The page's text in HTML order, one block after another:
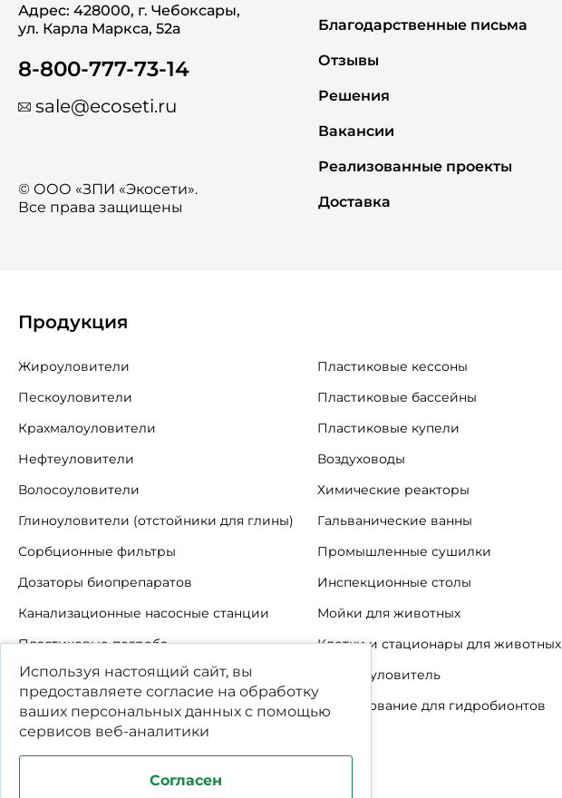
Адрес: 428000, г. Чебоксары,
ул. Карла Маркса, 52а
8-800-777-73-14
sale@ecoseti.ru
© ООО «ЗПИ «Экосети».
Все права защищены
Благодарственные письма
Отзывы
Решения
Вакансии
Реализованные проекты
Доставка
Продукция
Жироуловители
Пескоуловители
Крахмалоуловители
Нефтеуловители
Волосоуловители
Глиноуловители (отстойники для глины)
Сорбционные фильтры
Дозаторы биопрепаратов
Канализационные насосные станции
Пластиковые погреба
Автономные канализации
Пластиковые погреба-кессоны
Пластиковые кессоны
Пластиковые бассейны
Пластиковые купели
Воздуховоды
Химические реакторы
Гальванические ванны
Промышленные сушилки
Инспекционные столы
Мойки для животных
Клетки и стационары для животных
Шерстеуловитель
Оборудование для гидробионтов
Используя настоящий сайт, вы
предоставляете согласие на обработку
ваших персональных данных с помощью
сервисов веб-аналитики
Согласен